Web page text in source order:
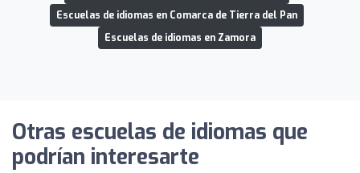
Escuelas de idiomas en Comarca de Tierra del Pan
Escuelas de idiomas en Zamora
Otras escuelas de idiomas que
podrían interesarte